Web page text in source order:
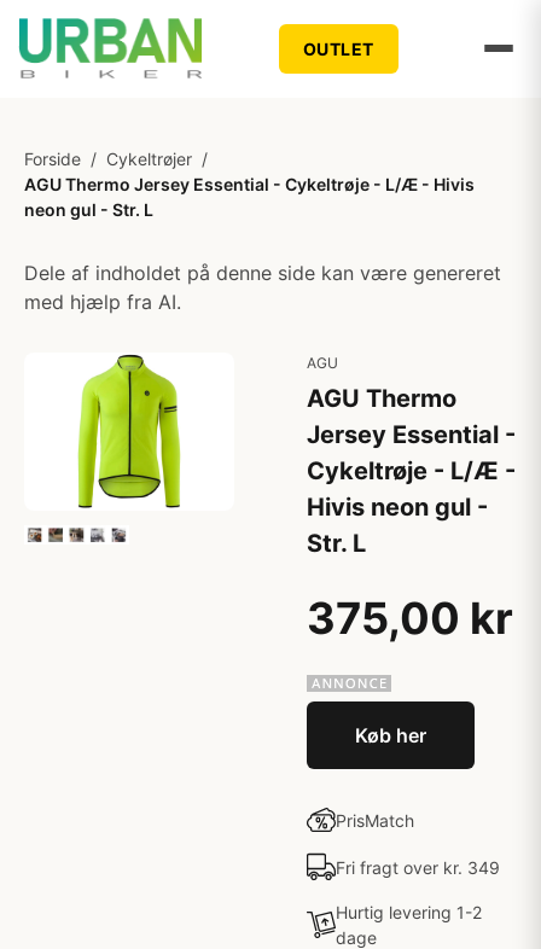
OUTLET
Forside / Cykeltrøjer /
AGU Thermo Jersey Essential - Cykeltrøje - L/Æ - Hivis
neon gul - Str. L
Dele af indholdet på denne side kan være genereret
med hjælp fra AI.
AGU
AGU Thermo
Jersey Essential -
Cykeltrøje - L/Æ -
Hivis neon gul -
Str. L
375,00 kr
Køb her
PrisMatch
Fri fragt over kr. 349
Hurtig levering 1-2
dage